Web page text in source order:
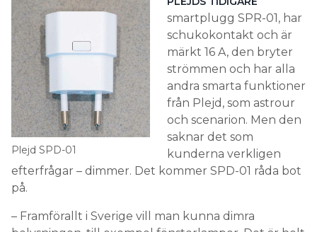
Plejd SPD-01
smartplugg SPR-01, har
schukokontakt och är
märkt 16 A, den bryter
strömmen och har alla
andra smarta funktioner
från Plejd, som astrour
och scenarion. Men den
saknar det som
kunderna verkligen
efterfrågar – dimmer. Det kommer SPD-01 råda bot
på.
– Framförallt i Sverige vill man kunna dimra